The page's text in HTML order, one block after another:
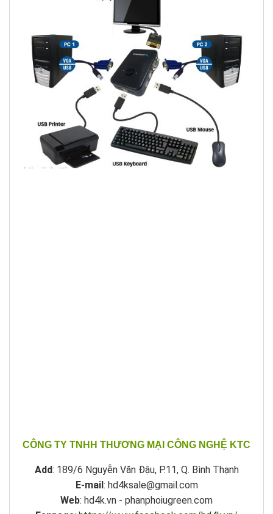
CÔNG TY TNHH THƯƠNG MẠI CÔNG NGHỆ KTC
Add: 189/6 Nguyễn Văn Đậu, P.11, Q. Bình Thạnh
E-mail : hd4ksale@gmail.com
Web: hd4k.vn - phanphoiugreen.com